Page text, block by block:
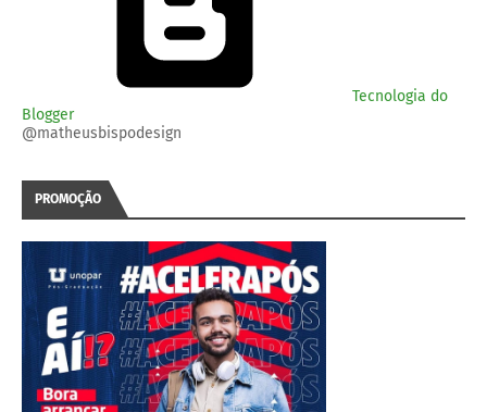
Tecnologia do
Blogger
@matheusbispodesign
PROMOÇÃO